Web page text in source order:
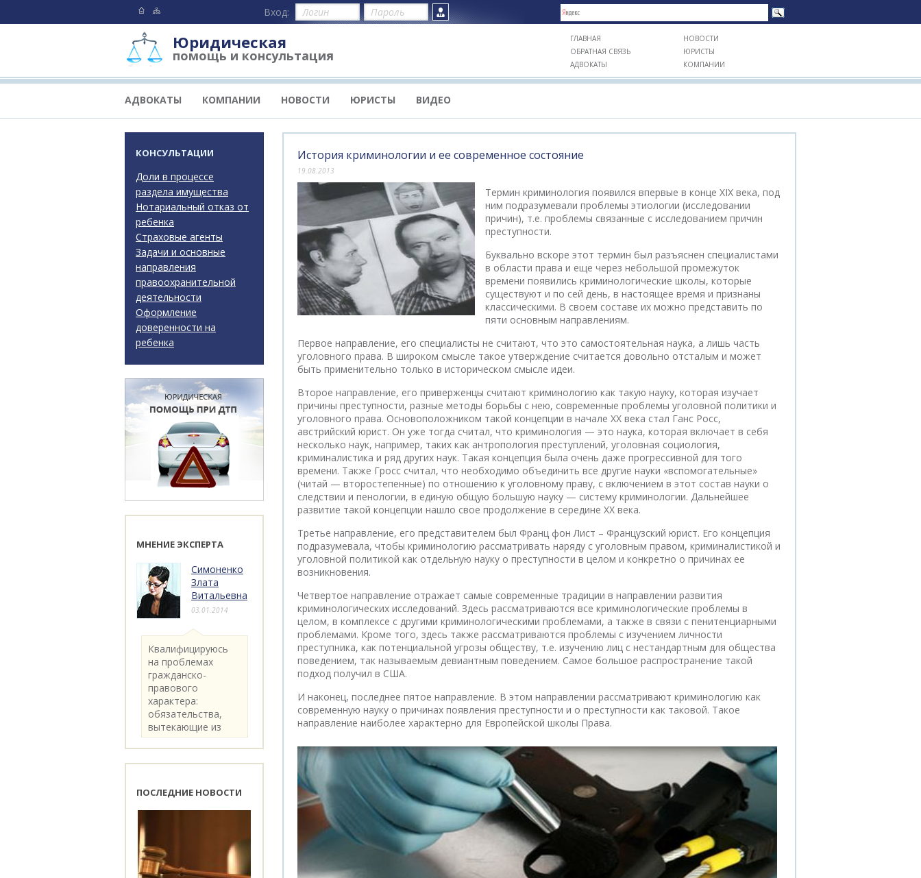
Вход:
Юридическая
помощь и консультация
ГЛАВНАЯ
НОВОСТИ
ОБРАТНАЯ СВЯЗЬ
ЮРИСТЫ
АДВОКАТЫ
КОМПАНИИ
АДВОКАТЫ КОМПАНИИ НОВОСТИ ЮРИСТЫ ВИДЕО
История криминологии и ее современное состояние
19.08.2013
Термин криминология появился впервые в конце XIX века, под
ним подразумевали проблемы этиологии (исследовании
причин), т.е. проблемы связанные с исследованием причин
преступности.
Буквально вскоре этот термин был разъяснен специалистами
в области права и еще через небольшой промежуток
времени появились криминологические школы, которые
существуют и по сей день, в настоящее время и признаны
классическими. В своем составе их можно представить по
пяти основным направлениям.
Первое направление, его специалисты не считают, что это самостоятельная наука, а лишь часть
уголовного права. В широком смысле такое утверждение считается довольно отсталым и может
быть применительно только в историческом смысле идеи.
Второе направление, его приверженцы считают криминологию как такую науку, которая изучает
причины преступности, разные методы борьбы с нею, современные проблемы уголовной политики и
уголовного права. Основоположником такой концепции в начале XX века стал Ганс Росс,
австрийский юрист. Он уже тогда считал, что криминология — это наука, которая включает в себя
несколько наук, например, таких как антропология преступлений, уголовная социология,
криминалистика и ряд других наук. Такая концепция была очень даже прогрессивной для того
времени. Также Гросс считал, что необходимо объединить все другие науки «вспомогательные»
(читай — второстепенные) по отношению к уголовному праву, с включением в этот состав науки о
следствии и пенологии, в единую общую большую науку — систему криминологии. Дальнейшее
развитие такой концепции нашло свое продолжение в середине XX века.
Третье направление, его представителем был Франц фон Лист – Французский юрист. Его концепция
подразумевала, чтобы криминологию рассматривать наряду с уголовным правом, криминалистикой и
уголовной политикой как отдельную науку о преступности в целом и конкретно о причинах ее
возникновения.
Четвертое направление отражает самые современные традиции в направлении развития
криминологических исследований. Здесь рассматриваются все криминологические проблемы в
целом, в комплексе с другими криминологическими проблемами, а также в связи с пенитенциарными
проблемами. Кроме того, здесь также рассматриваются проблемы с изучением личности
преступника, как потенциальной угрозы обществу, т.е. изучению лиц с нестандартным для общества
поведением, так называемым девиантным поведением. Самое большое распространение такой
подход получил в США.
И наконец, последнее пятое направление. В этом направлении рассматривают криминологию как
современную науку о причинах появления преступности и о преступности как таковой. Такое
направление наиболее характерно для Европейской школы Права.
КОНСУЛЬТАЦИИ
Доли в процессе
раздела имущества
Нотариальный отказ от
ребенка
Страховые агенты
Задачи и основные
направления
правоохранительной
деятельности
Оформление
доверенности на
ребенка
МНЕНИЕ ЭКСПЕРТА
Симоненко
Злата
Витальевна
03.01.2014
Квалифицируюсь
на проблемах
гражданско-
правового
характера:
обязательства,
вытекающие из
категории..
ПОСЛЕДНИЕ НОВОСТИ